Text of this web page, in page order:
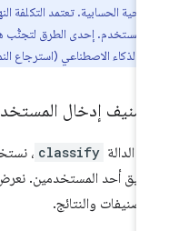
الحسابية. تعتمد التكلفة
المستخدم. إحدى الطرق لتجنُّب هذه
بالذكاء الاصطناعي (استرجاع
إدخال المستخدم
الدالة classify ، نستخدم
أحد المستخدمين. نعرض
والنتائج.